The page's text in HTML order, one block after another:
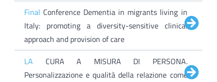
Final Conference Dementia in migrants living in
Italy: promoting a diversity-sensitive clinical
approach and provision of care
LA CURA A MISURA DI PERSONA.
Personalizzazione e qualità della relazione come